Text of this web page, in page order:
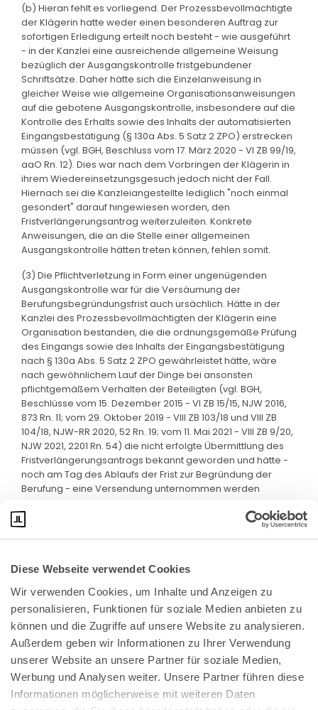
Diese Webseite verwendet Cookies
Wir verwenden Cookies, um Inhalte und Anzeigen zu
personalisieren, Funktionen für soziale Medien anbieten zu
können und die Zugriffe auf unsere Website zu analysieren.
Außerdem geben wir Informationen zu Ihrer Verwendung
unserer Website an unsere Partner für soziale Medien,
Werbung und Analysen weiter. Unsere Partner führen diese
Informationen möglicherweise mit weiteren Daten
(b) Hieran fehlt es vorliegend. Der Prozessbevollmächtigte
der Klägerin hatte weder einen besonderen Auftrag zur
sofortigen Erledigung erteilt noch besteht - wie ausgeführt
- in der Kanzlei eine ausreichende allgemeine Weisung
bezüglich der Ausgangskontrolle fristgebundener
Schriftsätze. Daher hätte sich die Einzelanweisung in
gleicher Weise wie allgemeine Organisationsanweisungen
auf die gebotene Ausgangskontrolle, insbesondere auf die
Kontrolle des Erhalts sowie des Inhalts der automatisierten
Eingangsbestätigung (§ 130a Abs. 5 Satz 2 ZPO) erstrecken
müssen (vgl. BGH, Beschluss vom 17. März 2020 - VI ZB 99/19,
aaO Rn. 12). Dies war nach dem Vorbringen der Klägerin in
ihrem Wiedereinsetzungsgesuch jedoch nicht der Fall.
Hiernach sei die Kanzleiangestellte lediglich "noch einmal
gesondert" darauf hingewiesen worden, den
Fristverlängerungsantrag weiterzuleiten. Konkrete
Anweisungen, die an die Stelle einer allgemeinen
Ausgangskontrolle hätten treten können, fehlen somit.
(3) Die Pflichtverletzung in Form einer ungenügenden
Ausgangskontrolle war für die Versäumung der
Berufungsbegründungsfrist auch ursächlich. Hätte in der
Kanzlei des Prozessbevollmächtigten der Klägerin eine
Organisation bestanden, die die ordnungsgemäße Prüfung
des Eingangs sowie des Inhalts der Eingangsbestätigung
nach § 130a Abs. 5 Satz 2 ZPO gewährleistet hätte, wäre
nach gewöhnlichem Lauf der Dinge bei ansonsten
pflichtgemäßem Verhalten der Beteiligten (vgl. BGH,
Beschlüsse vom 15. Dezember 2015 - VI ZB 15/15, NJW 2016,
873 Rn. 11; vom 29. Oktober 2019 - VIII ZB 103/18 und VIII ZB
104/18, NJW-RR 2020, 52 Rn. 19; vom 11. Mai 2021 - VIII ZB 9/20,
NJW 2021, 2201 Rn. 54) die nicht erfolgte Übermittlung des
Fristverlängerungsantrags bekannt geworden und hätte -
noch am Tag des Ablaufs der Frist zur Begründung der
Berufung - eine Versendung unternommen werden
Bundeskanzlerplatz 2
53113 Bonn